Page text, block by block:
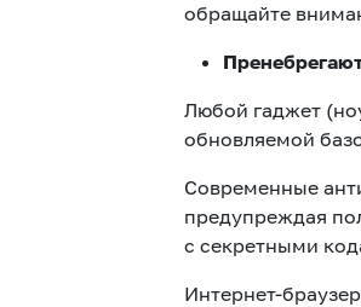
обращайте
Любой гаджет
обновляемой
Современные
предупреждая
с секретными
Интернет-